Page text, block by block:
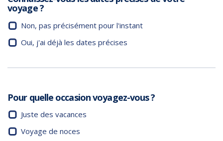
voyage ?
Non, pas précisément pour l'instant
Oui, j'ai déjà les dates précises
Pour quelle occasion voyagez-vous ?
Juste des vacances
Voyage de noces